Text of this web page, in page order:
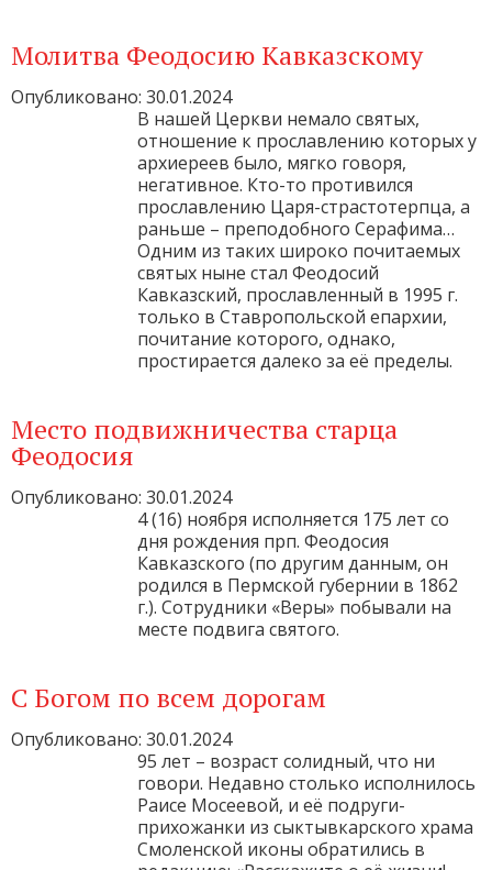
Молитва Феодосию Кавказскому
Опубликовано: 30.01.2024
В нашей Церкви немало святых,
отношение к прославлению которых у
архиереев было, мягко говоря,
негативное. Кто-то противился
прославлению Царя-страстотерпца, а
раньше – преподобного Серафима…
Одним из таких широко почитаемых
святых ныне стал Феодосий
Кавказский, прославленный в 1995 г.
только в Ставропольской епархии,
почитание которого, однако,
простирается далеко за её пределы.
Место подвижничества старца
Феодосия
Опубликовано: 30.01.2024
4 (16) ноября исполняется 175 лет со
дня рождения прп. Феодосия
Кавказского (по другим данным, он
родился в Пермской губернии в 1862
г.). Сотрудники «Веры» побывали на
месте подвига святого.
С Богом по всем дорогам
Опубликовано: 30.01.2024
95 лет – возраст солидный, что ни
говори. Недавно столько исполнилось
Раисе Мосеевой, и её подруги-
прихожанки из сыктывкарского храма
Смоленской иконы обратились в